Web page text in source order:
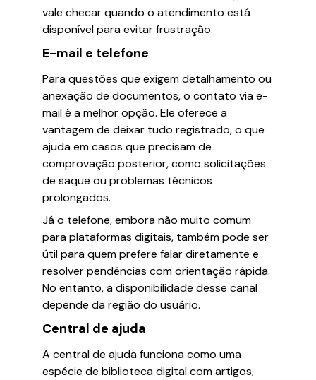
vale checar quando o atendimento está
disponível para evitar frustração.
E-mail e telefone
Para questões que exigem detalhamento ou
anexação de documentos, o contato via e-
mail é a melhor opção. Ele oferece a
vantagem de deixar tudo registrado, o que
ajuda em casos que precisam de
comprovação posterior, como solicitações
de saque ou problemas técnicos
prolongados.
Já o telefone, embora não muito comum
para plataformas digitais, também pode ser
útil para quem prefere falar diretamente e
resolver pendências com orientação rápida.
No entanto, a disponibilidade desse canal
depende da região do usuário.
Central de ajuda
A central de ajuda funciona como uma
espécie de biblioteca digital com artigos,